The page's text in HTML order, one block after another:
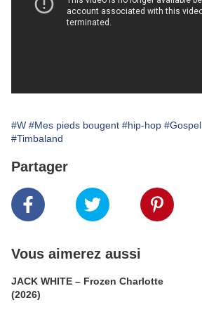
#W #Mes pieds bougent #hip-hop #Gospel
#Timbaland
Partager
Vous aimerez aussi
JACK WHITE – Frozen Charlotte
(2026)